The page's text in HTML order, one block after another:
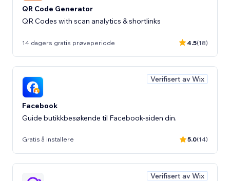
QR Code Generator
QR Codes with scan analytics & shortlinks
14 dagers gratis prøveperiode 4.5(18)
Verifisert av Wix
Facebook
Guide butikkbesøkende til Facebook-siden din.
Gratis å installere 5.0(14)
Verifisert av Wix